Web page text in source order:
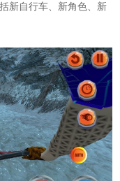
新自行车、新角色、新